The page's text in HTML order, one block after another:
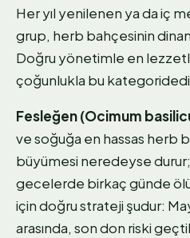
Her yıl yenilenen ya da iç
grup, herb bahçesinin
Doğru yönetimle en
çoğunlukla bu
Fesleğen (Ocimum
ve soğuğa en hassas herb
büyümesi neredeyse
gecelerde birkaç günde
için doğru strateji şudur:
arasında, son don riski